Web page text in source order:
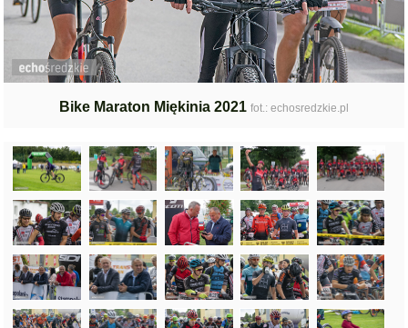
Bike Maraton Miękinia 2021 fot.: echosredzkie.pl